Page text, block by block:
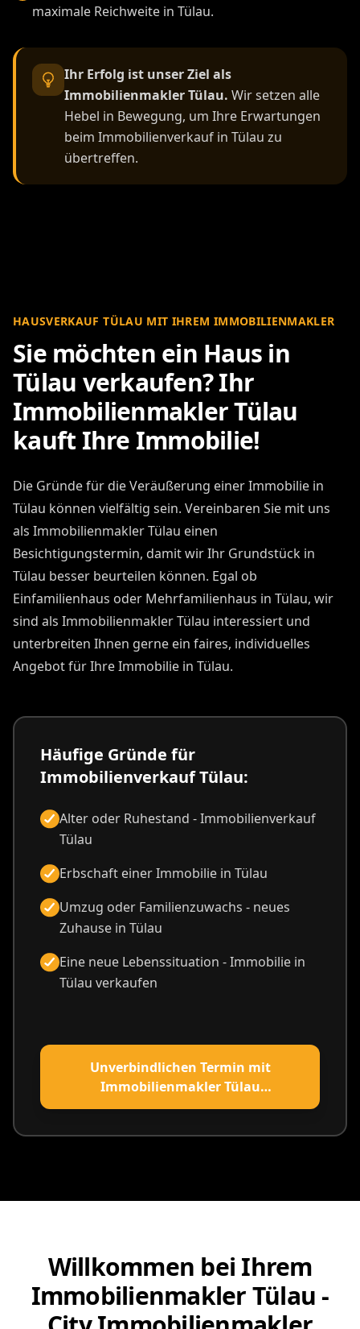
maximale Reichweite in Tülau.
Ihr Erfolg ist unser Ziel als
Immobilienmakler Tülau. Wir setzen alle
Hebel in Bewegung, um Ihre Erwartungen
beim Immobilienverkauf in Tülau zu
übertreffen.
HAUSVERKAUF TÜLAU MIT IHREM IMMOBILIENMAKLER
Sie möchten ein Haus in
Tülau verkaufen? Ihr
Immobilienmakler Tülau
kauft Ihre Immobilie!
Die Gründe für die Veräußerung einer Immobilie in
Tülau können vielfältig sein. Vereinbaren Sie mit uns
als Immobilienmakler Tülau einen
Besichtigungstermin, damit wir Ihr Grundstück in
Tülau besser beurteilen können. Egal ob
Einfamilienhaus oder Mehrfamilienhaus in Tülau, wir
sind als Immobilienmakler Tülau interessiert und
unterbreiten Ihnen gerne ein faires, individuelles
Angebot für Ihre Immobilie in Tülau.
Häufige Gründe für
Immobilienverkauf Tülau:
Alter oder Ruhestand - Immobilienverkauf
Tülau
Erbschaft einer Immobilie in Tülau
Umzug oder Familienzuwachs - neues
Zuhause in Tülau
Eine neue Lebenssituation - Immobilie in
Tülau verkaufen
Unverbindlichen Termin mit
Immobilienmakler Tülau
vereinbaren
Willkommen bei Ihrem
Immobilienmakler Tülau -